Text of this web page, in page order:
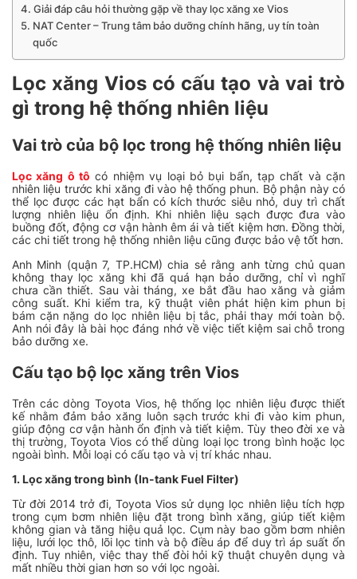
Giải đáp câu hỏi thường gặp về thay lọc xăng xe Vios
NAT Center – Trung tâm bảo dưỡng chính hãng, uy tín toàn
quốc
Lọc xăng Vios có cấu tạo và vai trò
gì trong hệ thống nhiên liệu
Vai trò của bộ lọc trong hệ thống nhiên liệu
Lọc xăng ô tô có nhiệm vụ loại bỏ bụi bẩn, tạp chất và cặn
nhiên liệu trước khi xăng đi vào hệ thống phun. Bộ phận này có
thể lọc được các hạt bẩn có kích thước siêu nhỏ, duy trì chất
lượng nhiên liệu ổn định. Khi nhiên liệu sạch được đưa vào
buồng đốt, động cơ vận hành êm ái và tiết kiệm hơn. Đồng thời,
các chi tiết trong hệ thống nhiên liệu cũng được bảo vệ tốt hơn.
Anh Minh (quận 7, TP.HCM) chia sẻ rằng anh từng chủ quan
không thay lọc xăng khi đã quá hạn bảo dưỡng, chỉ vì nghĩ
chưa cần thiết. Sau vài tháng, xe bắt đầu hao xăng và giảm
công suất. Khi kiểm tra, kỹ thuật viên phát hiện kim phun bị
bám cặn nặng do lọc nhiên liệu bị tắc, phải thay mới toàn bộ.
Anh nói đây là bài học đáng nhớ về việc tiết kiệm sai chỗ trong
bảo dưỡng xe.
Cấu tạo bộ lọc xăng trên Vios
Trên các dòng Toyota Vios, hệ thống lọc nhiên liệu được thiết
kế nhằm đảm bảo xăng luôn sạch trước khi đi vào kim phun,
giúp động cơ vận hành ổn định và tiết kiệm. Tùy theo đời xe và
thị trường, Toyota Vios có thể dùng loại lọc trong bình hoặc lọc
ngoài bình. Mỗi loại có cấu tạo và vị trí khác nhau.
1. Lọc xăng trong bình (In-tank Fuel Filter)
Từ đời 2014 trở đi, Toyota Vios sử dụng lọc nhiên liệu tích hợp
trong cụm bơm nhiên liệu đặt trong bình xăng, giúp tiết kiệm
không gian và tăng hiệu quả lọc. Cụm này bao gồm bơm nhiên
liệu, lưới lọc thô, lõi lọc tinh và bộ điều áp để duy trì áp suất ổn
định. Tuy nhiên, việc thay thế đòi hỏi kỹ thuật chuyên dụng và
mất nhiều thời gian hơn so với lọc ngoài.